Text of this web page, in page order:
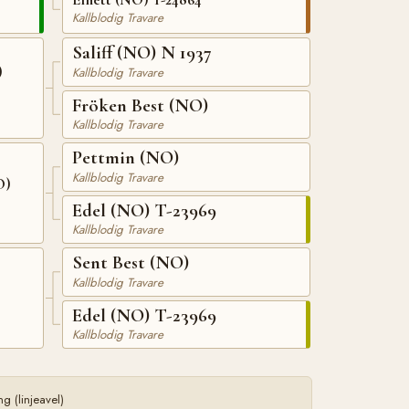
Kallblodig Travare
Saliff (NO) N 1937
Kallblodig Travare
Fröken Best (NO)
Kallblodig Travare
Pettmin (NO)
Kallblodig Travare
Edel (NO) T-23969
Kallblodig Travare
Sent Best (NO)
Kallblodig Travare
Edel (NO) T-23969
Kallblodig Travare
(linjeavel)